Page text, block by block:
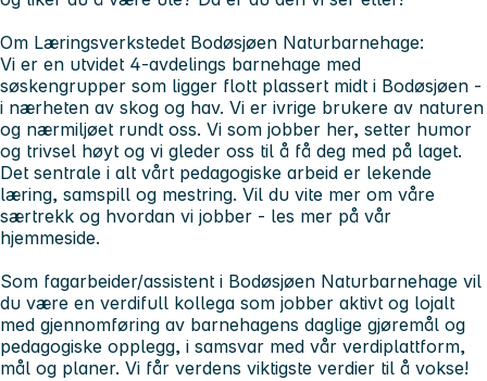
Om Læringsverkstedet Bodøsjøen Naturbarnehage:
Vi er en utvidet 4-avdelings barnehage med
søskengrupper som ligger flott plassert midt i Bodøsjøen -
i nærheten av skog og hav. Vi er ivrige brukere av naturen
og nærmiljøet rundt oss. Vi som jobber her, setter humor
og trivsel høyt og vi gleder oss til å få deg med på laget.
Det sentrale i alt vårt pedagogiske arbeid er lekende
læring, samspill og mestring. Vil du vite mer om våre
særtrekk og hvordan vi jobber - les mer på vår
hjemmeside.
Som fagarbeider/assistent i Bodøsjøen Naturbarnehage vil
du være en verdifull kollega som jobber aktivt og lojalt
med gjennomføring av barnehagens daglige gjøremål og
pedagogiske opplegg, i samsvar med vår verdiplattform,
mål og planer. Vi får verdens viktigste verdier til å vokse!